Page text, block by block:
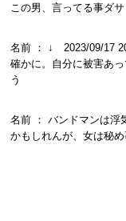
この男、言ってる事ダ
名前 ： ↓ 2023/09/17
確かに。自分に被害あ
う
名前 ： バンドマンは
かもしれんが、女は秘